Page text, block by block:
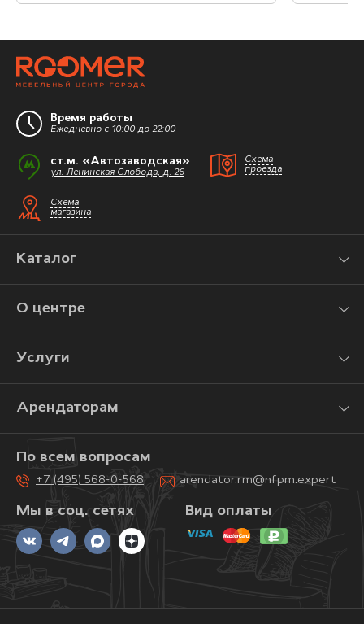
Время работы
Ежедневно с 10:00 до 22:00
ст.м. «Автозаводская»
ул. Ленинская Слобода, д. 26
Схема
проезда
Схема
магазина
Каталог
О центре
Услуги
Арендаторам
Мы в соц. сетях
По всем вопросам
+7 (495) 568-0-568 arendator.rm@nfpm.expert
Вид оплаты